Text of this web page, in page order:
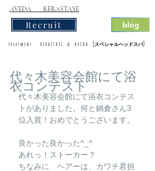
AVEDA KERASTASE
Recruit blog
Treatment KERASTASE & AVEDA (スペシャルヘッドスパ)
代々木美容会館にて浴
衣コンテスト
代々木美容会館にて浴衣コンテス
トがありました。何と鍋倉さん3
位入賞！おめでとうございます。
良かった良かった^_^
あれっ！ストーカー？
ちなみに　ヘアーは、カワチ君担